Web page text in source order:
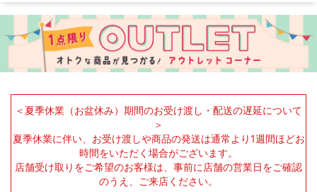
＜夏季休業（お盆休み）期間のお受け渡し・配送の遅延について
＞
夏季休業に伴い、お受け渡しや商品の発送は通常より1週間ほどお
時間をいただく場合がございます。
店舗受け取りをご希望のお客様は、事前に店舗の営業日をご確認
のうえ、ご来店ください。